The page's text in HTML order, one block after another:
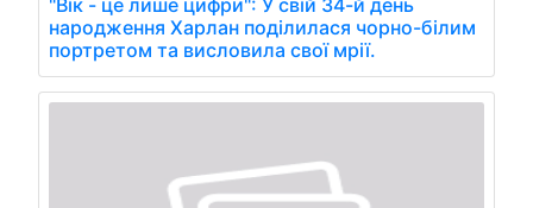
народження Харлан поділилася чорно-білим
портретом та висловила свої мрії.